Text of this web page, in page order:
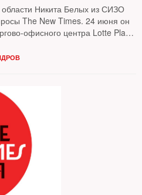
области Никита Белых из СИЗО
The New Times. 24 июня он
офисного центра Lotte Plaza